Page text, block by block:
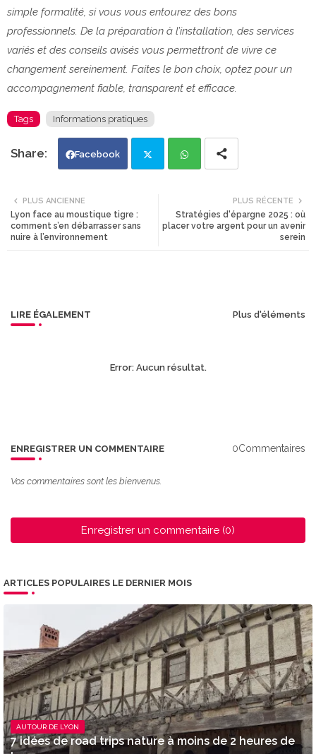
simple formalité, si vous vous entourez des bons
professionnels. De la préparation à l’installation, des services
variés et des conseils avisés vous permettront de vivre ce
changement sereinement. Faites le bon choix, optez pour un
accompagnement fiable, transparent et efficace.
Tags Informations pratiques
Facebook
ats
PLUS RÉCENTE
Stratégies d'épargne 2025 : où
placer votre argent pour un avenir
serein
PLUS ANCIENNE
Lyon face au moustique tigre :
comment s’en débarrasser sans
nuire à l’environnement
LIRE ÉGALEMENT Plus d'éléments
Error:Aucun résultat.
ENREGISTRER UN COMMENTAIRE 0Commentaires
Vos commentaires sont les bienvenus.
Enregistrer un commentaire (0)
ARTICLES POPULAIRES LE DERNIER MOIS
AUTOUR DE LYON
7 idées de road trips nature à moins de 2 heures de